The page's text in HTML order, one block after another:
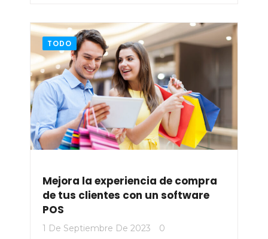
TODO
Mejora la experiencia de compra
de tus clientes con un software
POS
1 De Septiembre De 2023 0